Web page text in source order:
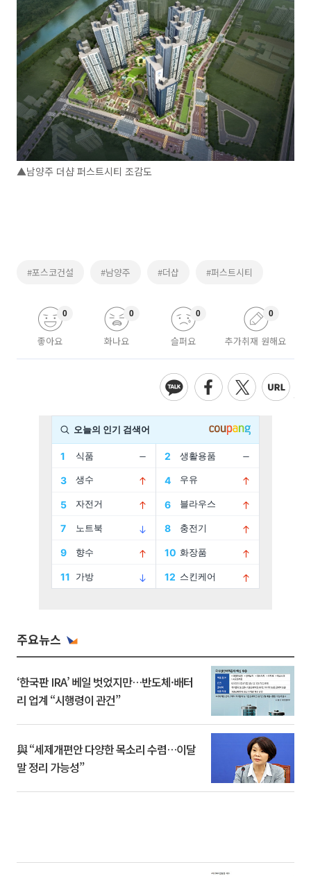
▲남양주 더샵 퍼스트시티 조감도
#포스코건설 #남양주 #더샵 #퍼스트시티
좋아요
0
화나요
0
슬퍼요
0
추가취재 원해요
0
주요뉴스
‘한국판 IRA’ 베일 벗었지만…반도체·배터
리 업계 “시행령이 관건”
與 “세제개편안 다양한 목소리 수렴…이달
말 정리 가능성”